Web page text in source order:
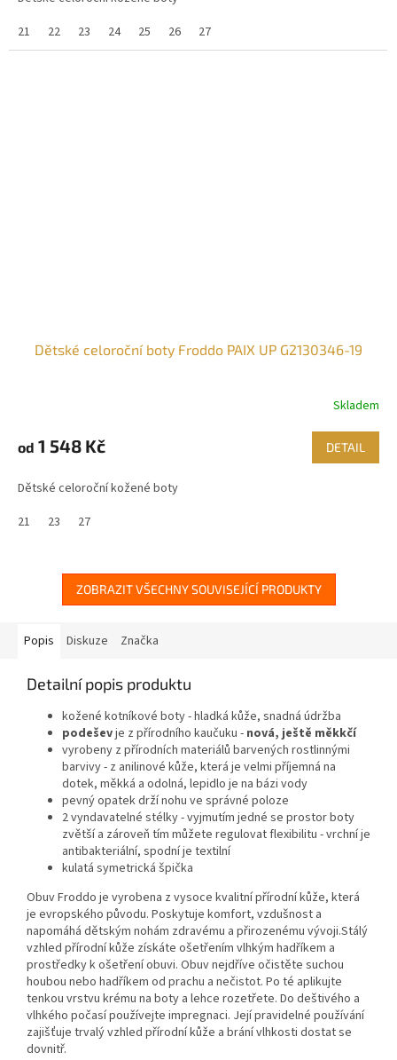
21
22 23 24 25 26 27
Dětské celoroční boty Froddo PAIX UP G2130346-19
Skladem
od 1 548 Kč DETAIL
Dětské celoroční kožené boty
21
23 27
ZOBRAZIT VŠECHNY SOUVISEJÍCÍ PRODUKTY
Popis Diskuze Značka
Detailní popis produktu
kožené kotníkové boty- hladká kůže, snadná údržba
podeševje z přírodního kaučuku - nová, ještě měkkčí
vyrobeny z přírodních materiálů barvených rostlinnými
barvivy - z anilinové kůže, která je velmi příjemná na
dotek, měkká a odolná, lepidlo je na bázi vody
pevný opatek drží nohu ve správné poloze
2 vyndavatelné stélky - vyjmutím jedné se prostor boty
zvětší a zároveň tím můžete regulovat flexibilitu - vrchní je
antibakteriální, spodní je textilní
kulatá symetrická špička
Obuv Froddo je vyrobena z vysoce kvalitní přírodní kůže, která
je evropského původu. Poskytuje komfort, vzdušnost a
napomáhá dětským nohám zdravému a přirozenému vývoji.Stálý
vzhled přírodní kůže získáte ošetřením vlhkým hadříkem a
prostředky k ošetření obuvi. Obuv nejdříve očistěte suchou
houbou nebo hadříkem od prachu a nečistot. Po té aplikujte
tenkou vrstvu krému na boty a lehce rozetřete. Do deštivého a
vlhkého počasí používejte impregnaci. Její pravidelné používání
zajišťuje trvalý vzhled přírodní kůže a brání vlhkosti dostat se
dovnitř.